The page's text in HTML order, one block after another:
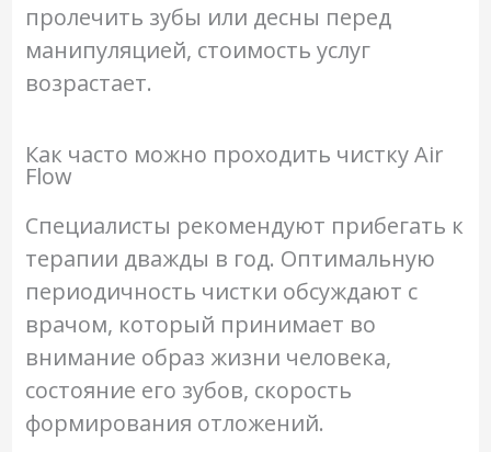
пролечить зубы или десны перед
манипуляцией, стоимость услуг
возрастает.
Как часто можно проходить чистку Air
Flow
Специалисты рекомендуют прибегать к
терапии дважды в год. Оптимальную
периодичность чистки обсуждают с
врачом, который принимает во
внимание образ жизни человека,
состояние его зубов, скорость
формирования отложений.